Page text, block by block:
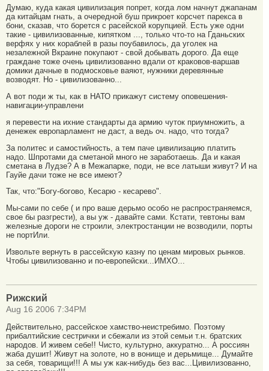
Думаю, куда какая цивилизация попрет, когда лом начнут джапанам
да китайцам гнать, а очередной буш прикроет корсчет парекса в
бони, сказав, что борется с расейской корупцией. Есть уже одни
такие - цивилизованные, кипятком ..., только что-то на Гданьских
верфях у них кораблей в разы поубавилось, да уголек на
незалежной Вкраине покупают - свой добывать дорого. Да еще
граждане тоже очень цивилизованно вдали от краковов-варшав
домики дачные в подмосковье ваяют, нужники деревянные
возводят. Но - цивилизованно...
А вот поди ж ты, как в НАТО прикажут систему оповешения-
навигации-управлени
я перевести на ихние стандарты да армию чуток приумножить, а
денежек европарламент не даст, а ведь оч. надо, что тогда?
За политес и самостийность, а тем паче цивилизацию платить
надо. Шпротами да сметаной много не заработаешь. Да и какая
сметана в Лудзе? А в Межапарке, поди, не все латыши живут? И на
Гауйе дачи тоже не все имеют?
Так, что:"Богу-богово, Кесарю - кесарево".
Мы-сами по себе ( и про ваше дерьмо особо не распространяемся,
свое бы разгрести), а вы уж - давайте сами. Кстати, тевтоны вам
железные дороги не строили, электростанции не возводили, порты
не портИли.
Извольте вернуть в рассейскую казну по ценам мировых рынков.
Чтобы цивилизованно и по-европейски...ИМХО...
Рижский
Aug 16 2006 7:34PM
Действительно, рассейское хамство-неистребимо. Поэтому
прибалтийские сестрички и сбежали из этой семьи т.н. братских
народов. И живем себе!! Чисто, культурно, аккуратно... А россиян
жаба душит! Живут на золоте, но в вонище и дерьмище... Думайте
за себя, товарищи!!! А мы уж как-нибудь без вас...Цивилизованно,